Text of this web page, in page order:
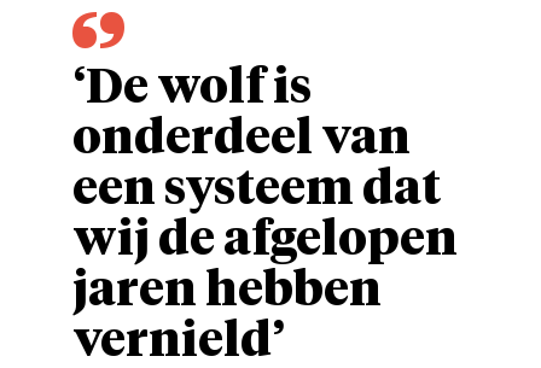
‘De wolf is
onderdeel van
een systeem dat
wij de afgelopen
jaren hebben
vernield’